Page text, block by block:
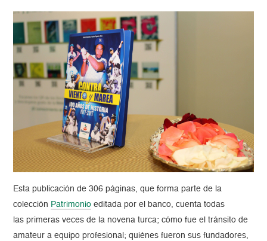
Esta publicación de 306 páginas, que forma parte de la
colección Patrimonio editada por el banco, cuenta todas
las primeras veces de la novena turca; cómo fue el tránsito de
amateur a equipo profesional; quiénes fueron sus fundadores,